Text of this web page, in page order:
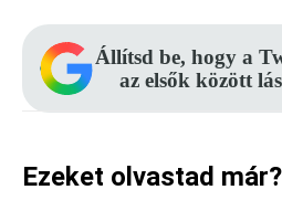
Állítsd be, hogy a
az elsők között
Ezeket olvastad már?